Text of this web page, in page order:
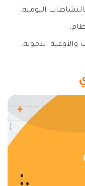
اليومية.
الدموية.